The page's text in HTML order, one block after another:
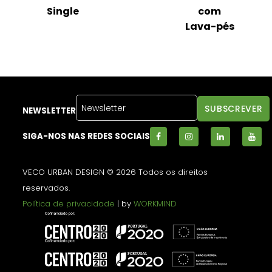
Single
com
Lava-pés
NEWSLETTER
SIGA-NOS NAS REDES SOCIAIS
VECO URBAN DESIGN © 2026 Todos os direitos
reservados.
Política de privacidade | byWORKMIND